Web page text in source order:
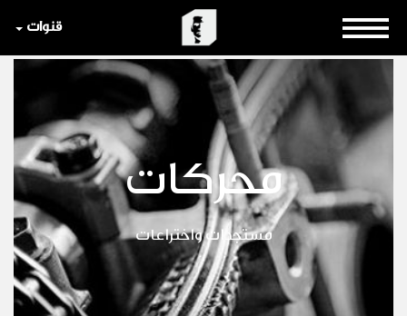
قنوات
محركات
مستجدات واختراعات